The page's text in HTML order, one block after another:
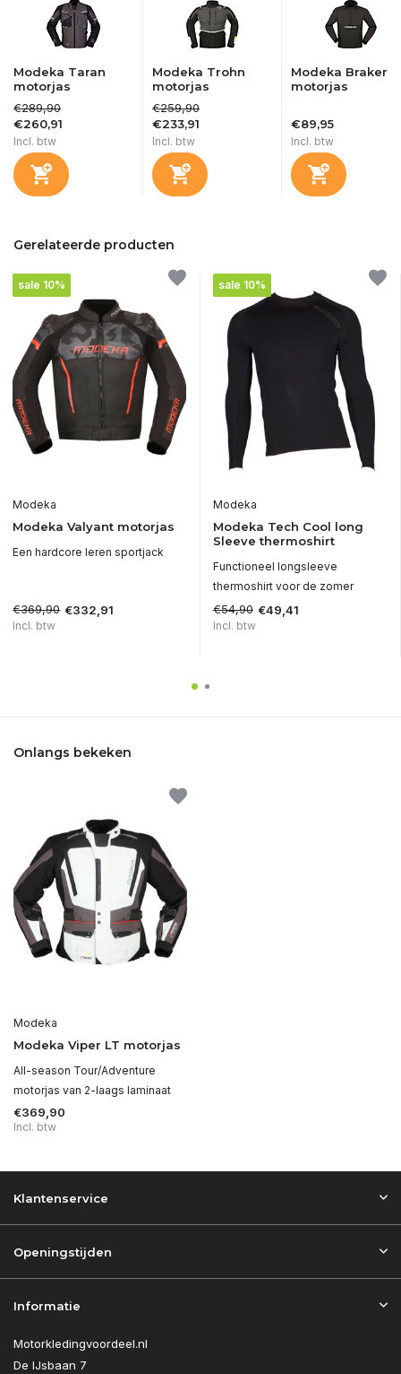
Modeka Taran
motorjas
€289,90
€260,91
Incl. btw
Modeka Trohn
motorjas
€259,90
€233,91
Incl. btw
Modeka Braker
motorjas
€89,95
Incl. btw
Gerelateerde producten
sale 10%
Modeka
Modeka Valyant motorjas
Een hardcore leren sportjack
€369,90 €332,91
Incl. btw
sale 10%
Modeka
Modeka Tech Cool long
Sleeve thermoshirt
Functioneel longsleeve
thermoshirt voor de zomer
€54,90 €49,41
Incl. btw
Onlangs bekeken
Modeka
Modeka Viper LT motorjas
All-season Tour/Adventure
motorjas van 2-laags laminaat
€369,90
Incl. btw
Klantenservice
Openingstijden
Informatie
Motorkledingvoordeel.nl
De IJsbaan 7